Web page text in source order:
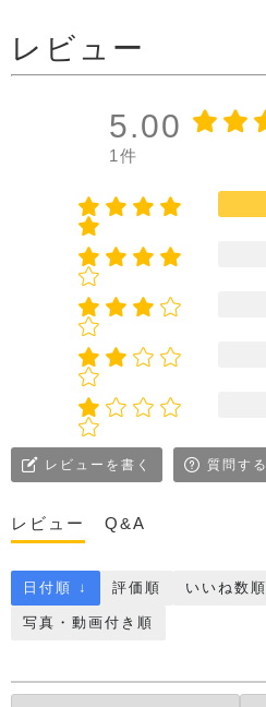
レビュー
5.00
1件
レビューを書く 質問する
レビュー Q&A
日付順 ↓ 評価順 いいね数順
写真・動画付き順